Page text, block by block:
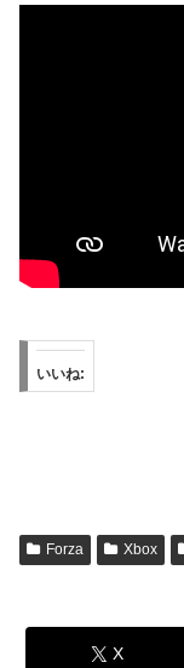
いいね:
Forza Xbox
X